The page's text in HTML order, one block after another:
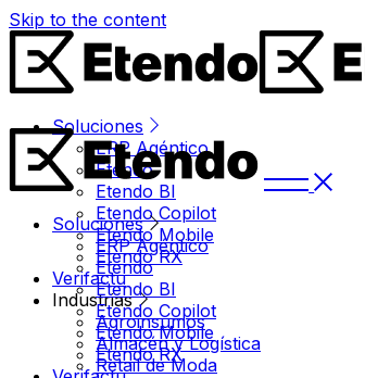
Skip to the content
Soluciones
ERP Agéntico
Etendo
Etendo BI
Etendo Copilot
Etendo Mobile
Etendo RX
Verifactu
Industrias
Agroinsumos
Almacén y Logística
Retail de Moda
Soluciones
ERP Agéntico
Etendo
Etendo BI
Etendo Copilot
Etendo Mobile
Etendo RX